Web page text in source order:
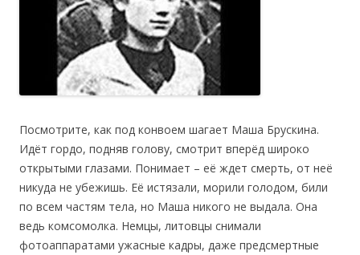
Посмотрите, как под конвоем шагает Маша Брускина.
Идёт гордо, подняв голову, смотрит вперёд широко
открытыми глазами. Понимает – её ждет смерть, от неё
никуда не убежишь. Её истязали, морили голодом, били
по всем частям тела, но Маша никого не выдала. Она
ведь комсомолка. Немцы, литовцы снимали
фотоаппаратами ужасные кадры, даже предсмертные